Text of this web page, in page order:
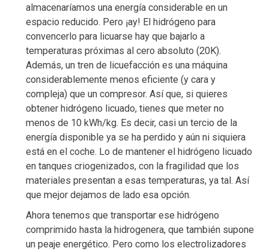
almacenaríamos una energía considerable en un
espacio reducido. Pero ¡ay! El hidrógeno para
convencerlo para licuarse hay que bajarlo a
temperaturas próximas al cero absoluto (20K).
Además, un tren de licuefacción es una máquina
considerablemente menos eficiente (y cara y
compleja) que un compresor. Así que, si quieres
obtener hidrógeno licuado, tienes que meter no
menos de 10 kWh/kg. Es decir, casi un tercio de la
energía disponible ya se ha perdido y aún ni siquiera
está en el coche. Lo de mantener el hidrógeno licuado
en tanques criogenizados, con la fragilidad que los
materiales presentan a esas temperaturas, ya tal. Así
que mejor dejamos de lado esa opción.
Ahora tenemos que transportar ese hidrógeno
comprimido hasta la hidrogenera, que también supone
un peaje energético. Pero como los electrolizadores